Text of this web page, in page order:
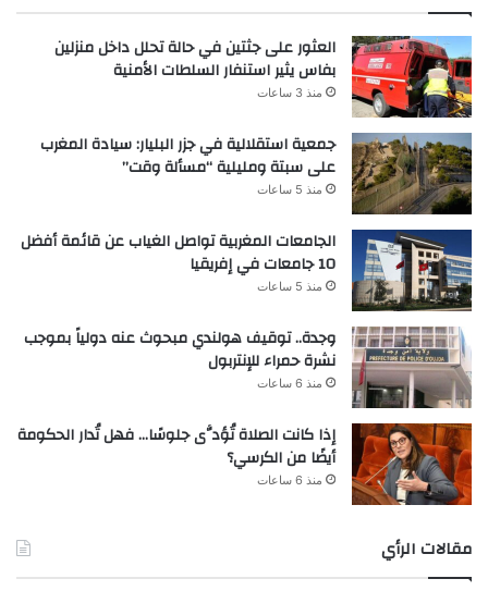
العثور على جثتين في حالة تحلل داخل منزلين
بفاس يثير استنفار السلطات الأمنية
منذ 3 ساعات
جمعية استقلالية في جزر البليار: سيادة المغرب
على سبتة ومليلية “مسألة وقت”
منذ 5 ساعات
الجامعات المغربية تواصل الغياب عن قائمة أفضل
10 جامعات في إفريقيا
منذ 5 ساعات
وجدة.. توقيف هولندي مبحوث عنه دولياً بموجب
نشرة حمراء للإنتربول
منذ 6 ساعات
إذا كانت الصلاة تُؤدَّى جلوسًا… فهل تُدار الحكومة
أيضًا من الكرسي؟
منذ 6 ساعات
مقالات الرأي